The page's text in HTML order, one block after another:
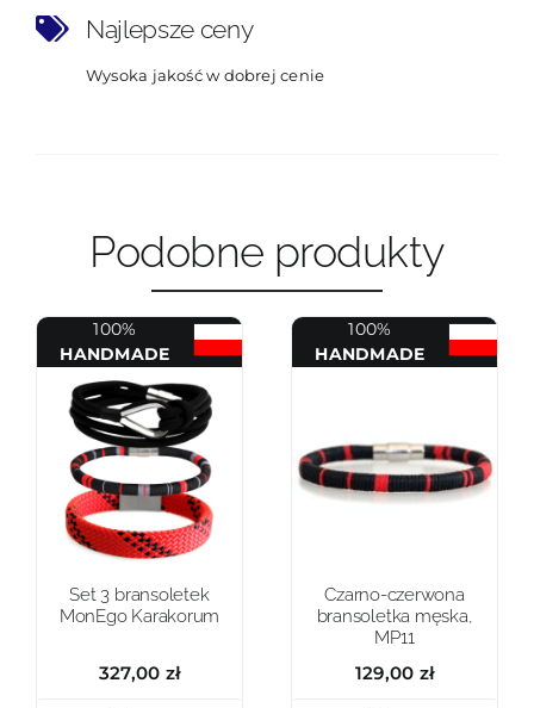
Najlepsze ceny
Wysoka jakość w dobrej cenie
Podobne produkty
100%
HANDMADE
Set 3 bransoletek
MonEgo Karakorum
327,00 zł
100%
HANDMADE
Czarno-czerwona
bransoletka męska,
MP11
129,00 zł